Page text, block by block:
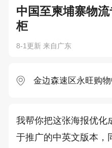
中国至柬埔寨物
柜
8-1更新 来自广东
金边森速区永旺购
我帮你把这张海报优化
于推广的中英文版本，